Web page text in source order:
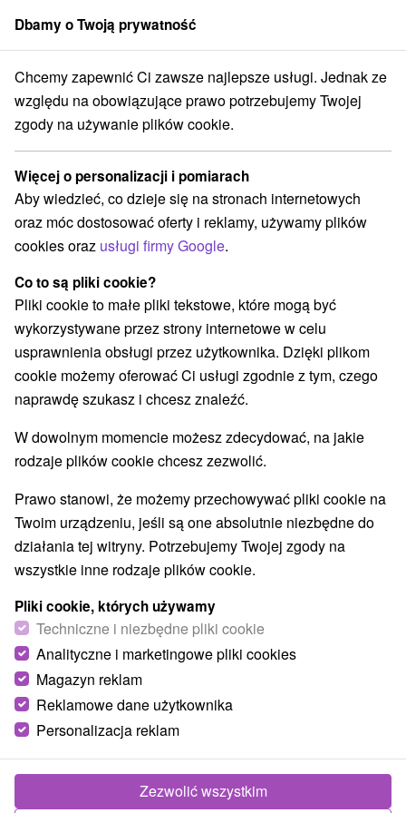
członek grupySorger
Atrakcje na Słowacji Loty widokowe i rejsy wycieczkowe
Loty widokowe i rejsy wycieczkowe
Kategorie
Wszystkie kategorie
Rafting, rafting, rafting(9)
Zamki, pałace, ruiny(90)
Loty widokowe i rejsy wycieczkowe
Jazda konna(15) Skanseny(30) Teatry(18)
Chaty górskie(31) Zamki(32) Miejsca sakralne
Wieże obserwacyjne i chodniki (64)
Obiekty architektoniczne(26) Ośrodek narciarski (33)
Parki miejskie i zamkowe(20) Źródła
Pola golfowe
Amfiteatry i kina w przyrodzie(8)
Túry a turistické chodníky(112) Tarcze
Atrakcje z adrenaliną(67) Atrakcje turystyczne (168)
Muzea i galerie(85)
Ogrody zoologiczne i fermy zwierząt (18)
Ogrody botaniczne(12) Escaperoom
Jeziora, jeziora, zbiorniki wodne
Atrakcje dla dzieci(235) Zabytki techniki
Pomniki(16) Wodospady(34) Kościoły drewniane
Aquaparki, baseny(65)
Planetarium i obserwatorium(11)
Ośrodki i miasteczka dziecięce
Areny laserowe i paintball
Najczęściej wyszukiwane
Dbamy o Twoją prywatność
Chcemy zapewnić Ci zawsze najlepsze usługi. Jednak ze
względu na obowiązujące prawo potrzebujemy Twojej
zgody na używanie plików cookie.
Więcej o personalizacji i pomiarach
Aby wiedzieć, co dzieje się na stronach internetowych
oraz móc dostosować oferty i reklamy, używamy plików
cookies oraz usługi firmy Google.
Co to są pliki cookie?
Pliki cookie to małe pliki tekstowe, które mogą być
wykorzystywane przez strony internetowe w celu
usprawnienia obsługi przez użytkownika. Dzięki plikom
cookie możemy oferować Ci usługi zgodnie z tym, czego
naprawdę szukasz i chcesz znaleźć.
W dowolnym momencie możesz zdecydować, na jakie
rodzaje plików cookie chcesz zezwolić.
Prawo stanowi, że możemy przechowywać pliki cookie na
Twoim urządzeniu, jeśli są one absolutnie niezbędne do
działania tej witryny. Potrzebujemy Twojej zgody na
wszystkie inne rodzaje plików cookie.
Pliki cookie, których używamy
Techniczne i niezbędne pliki cookie
Analityczne i marketingowe pliki cookies
Magazyn reklam
Reklamowe dane użytkownika
Personalizacja reklam
Zezwolić wszystkim